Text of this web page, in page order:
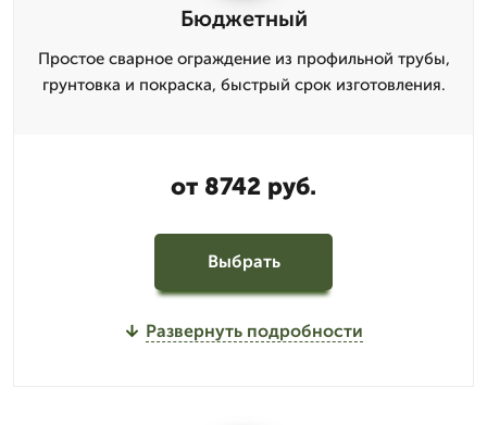
Бюджетный
Простое сварное ограждение из профильной трубы,
грунтовка и покраска, быстрый срок изготовления.
от 8742 руб.
Выбрать
Развернуть подробности